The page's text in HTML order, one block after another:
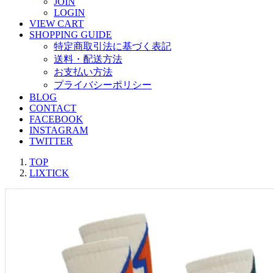
LOGIN
VIEW CART
SHOPPING GUIDE
特定商取引法に基づく表記
送料・配送方法
お支払い方法
プライバシーポリシー
BLOG
CONTACT
FACEBOOK
INSTAGRAM
TWITTER
TOP
LIXTICK